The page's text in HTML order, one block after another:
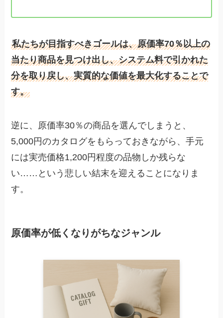
私たちが目指すべきゴールは、原価率70％以上の
当たり商品を見つけ出し、システム料で引かれた
分を取り戻し、実質的な価値を最大化することで
す。
逆に、原価率30％の商品を選んでしまうと、
5,000円のカタログをもらっておきながら、手元
には実売価格1,200円程度の品物しか残らな
い……という悲しい結末を迎えることになりま
す。
原価率が低くなりがちなジャンル